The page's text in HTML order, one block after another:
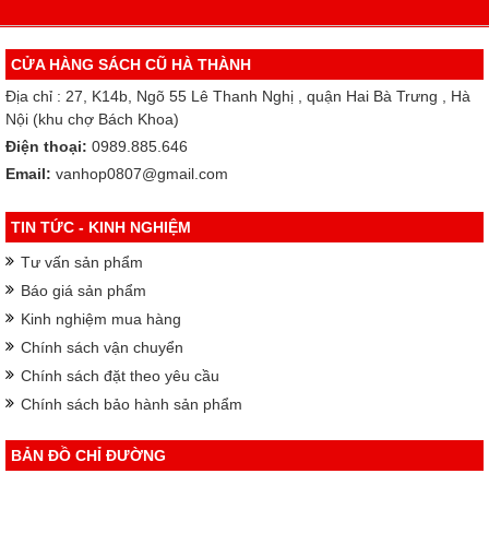
CỬA HÀNG SÁCH CŨ HÀ THÀNH
Địa chỉ : 27, K14b, Ngõ 55 Lê Thanh Nghị , quận Hai Bà Trưng , Hà
Nội (khu chợ Bách Khoa)
Điện thoại: 0989.885.646
Email: vanhop0807@gmail.com
TIN TỨC - KINH NGHIỆM
Tư vấn sản phẩm
Báo giá sản phẩm
Kinh nghiệm mua hàng
Chính sách vận chuyển
Chính sách đặt theo yêu cầu
Chính sách bảo hành sản phẩm
BẢN ĐỒ CHỈ ĐƯỜNG